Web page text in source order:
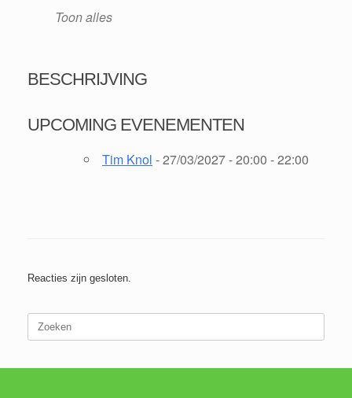
Toon alles
BESCHRIJVING
UPCOMING EVENEMENTEN
Tim Knol - 27/03/2027 - 20:00 - 22:00
Reacties zijn gesloten.
Zoeken